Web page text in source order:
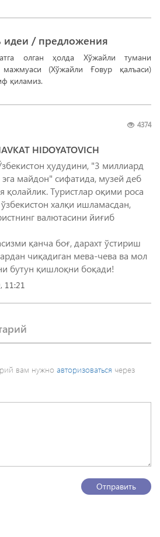
идеи / предложения
олган ҳолда Хўжайли тумани
(Хўжайли Ғовур қалъаси)
қиламиз.
4374
HIDOYATOVICH
ҳудудини, "3 миллиард
эга майдон" сифатида, музей деб
қолайлик. Туристлар оқими роса
халқи ишламасдан,
валютасини йиғиб
қанча боғ, дарахт ўстириш
чиқадиган мева-чева ва мол
бутун қишлоқни боқади!
11:21
вам нужно авторизоваться через
Отправить